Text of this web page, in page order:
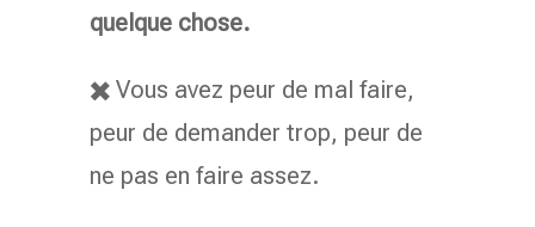
quelque chose.
✖️ Vous avez peur de mal faire,
peur de demander trop, peur de
ne pas en faire assez.